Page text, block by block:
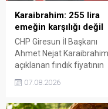
Karaibrahim: 255 lira
emeğin karşılığı değil
CHP Giresun İl Başkanı
Ahmet Nejat
açıklanan fındık fiyatının
karşısında yetersiz
07.08.2026